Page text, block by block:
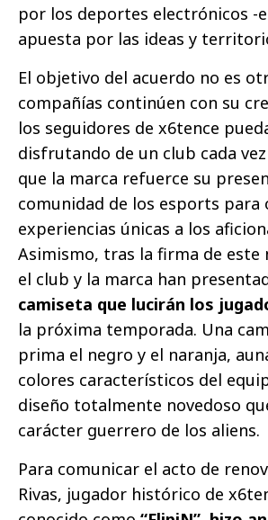
por los deportes electrónicos -
apuesta por las ideas y
El objetivo del acuerdo no es
compañías continúen con su
los seguidores de x6tence
disfrutando de un club cada
que la marca refuerce su
comunidad de los esports para
experiencias únicas a los
Asimismo, tras la firma de este
el club y la marca han
camiseta que lucirán los
la próxima temporada. Una
prima el negro y el naranja,
colores característicos del
diseño totalmente novedoso
carácter guerrero de los aliens.
Para comunicar el acto de
Rivas, jugador histórico de